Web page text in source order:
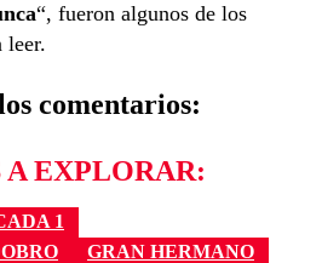
“, fueron algunos de los
leer.
comentarios:
EXPLORAR:
1
GRAN HERMANO